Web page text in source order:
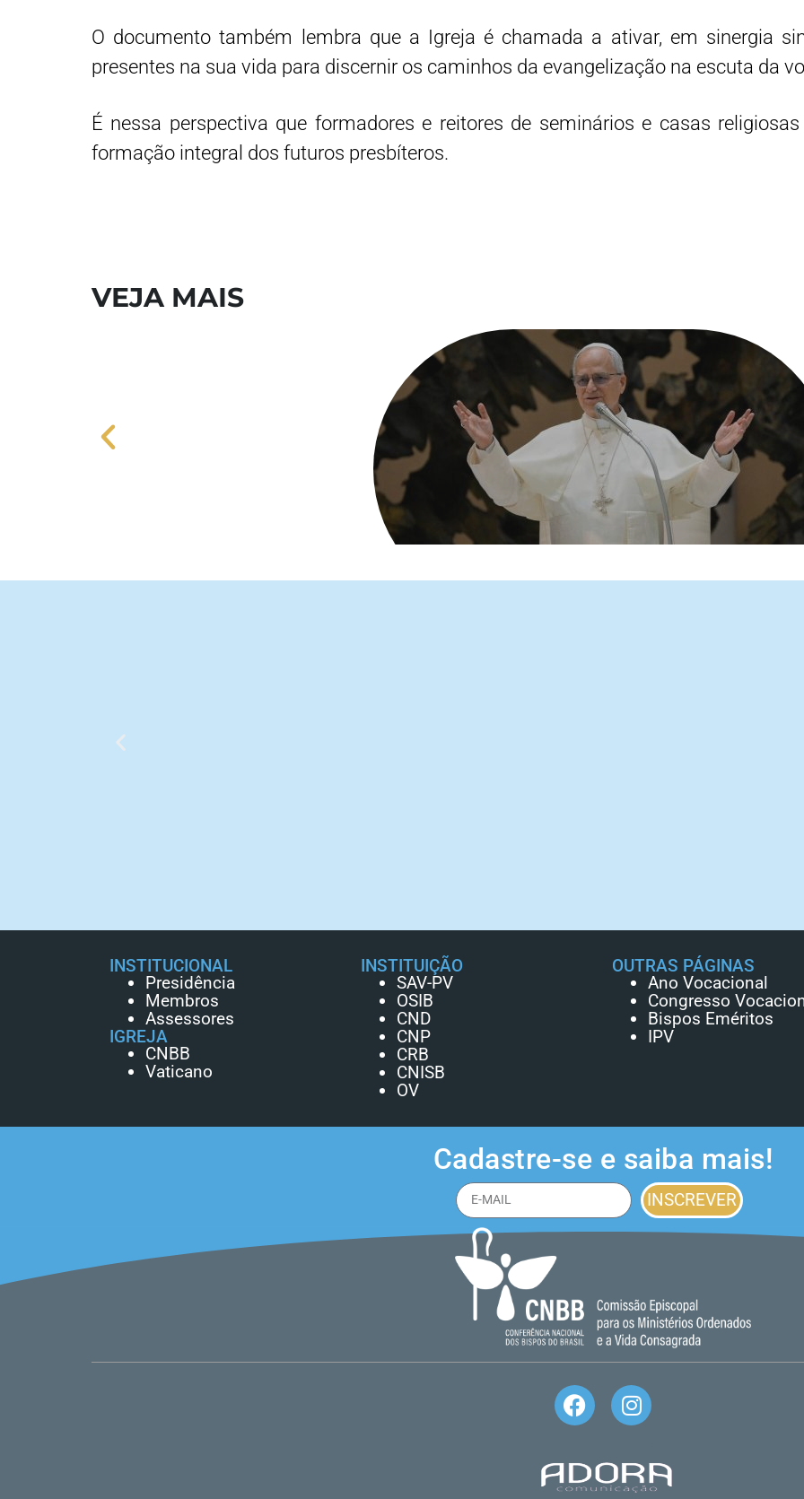
O documento também lembra que a Igreja é chamada a ativar, em sinergia
presentes na sua vida para discernir os caminhos da evangelização na escuta da
É nessa perspectiva que formadores e reitores de seminários e casas
formação integral dos futuros presbíteros.
VEJA MAIS
INSTITUCIONAL
Presidência
Membros
Assessores
IGREJA
CNBB
Vaticano
INSTITUIÇÃO
SAV-PV
OSIB
CND
CNP
CRB
CNISB
OV
OUTRAS PÁGINAS
Ano Vocacional
Congresso
Bispos Eméritos
IPV
Cadastre-se e saiba mais!
INSCREVER